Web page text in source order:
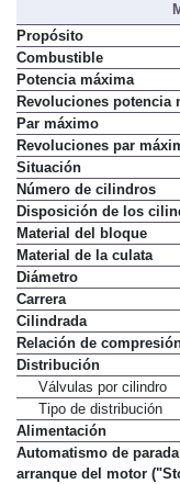
Propósito
Combustible
Potencia máxima
Revoluciones potencia
Par máximo
Revoluciones par
Situación
Número de cilindros
Disposición de los
Material del bloque
Material de la culata
Diámetro
Carrera
Cilindrada
Relación de
Distribución
Válvulas por cilindro
Tipo de distribución
Alimentación
Automatismo de
arranque del motor